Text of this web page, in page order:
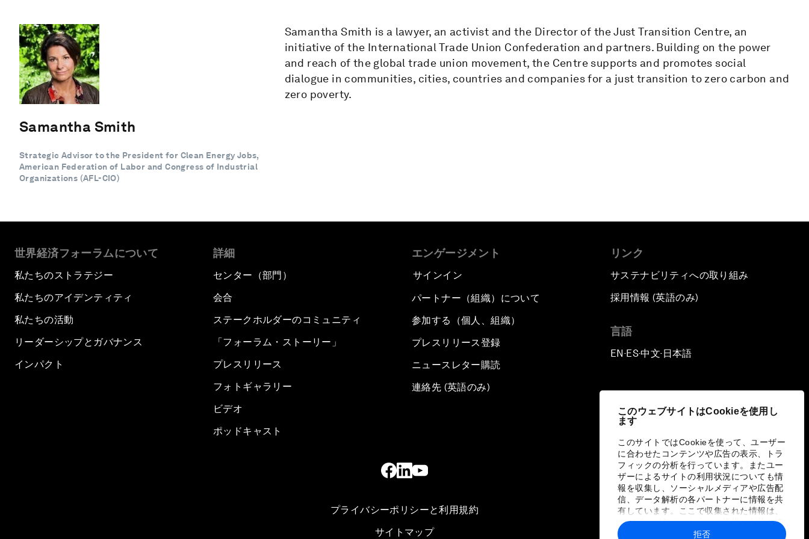
このウェブサイトはCookieを使用し
ます
このサイトではCookieを使って、ユーザー
に合わせたコンテンツや広告の表示、トラ
フィックの分析を行っています。またユー
ザーによるサイトの利用状況についても情
報を収集し、ソーシャルメディアや広告配
信、データ解析の各パートナーに情報を共
有しています。ここで収集された情報は、
ユーザーが各パートナーに提供した他の情
報や各パートナーのサービスを使用した際
拒否
Samantha Smith
Strategic Advisor to the President for Clean Energy Jobs,
American Federation of Labor and Congress of Industrial
Organizations (AFL-CIO)
Samantha Smith is a lawyer, an activist and the Director of the Just Transition Centre, an
initiative of the International Trade Union Confederation and partners. Building on the power
and reach of the global trade union movement, the Centre supports and promotes social
dialogue in communities, cities, countries and companies for a just transition to zero carbon and
zero poverty.
世界経済フォーラムについて
私たちのストラテジー
私たちのアイデンティティ
私たちの活動
リーダーシップとガバナンス
インパクト
詳細
センター（部門）
会合
ステークホルダーのコミュニティ
「フォーラム・ストーリー」
プレスリリース
フォトギャラリー
ビデオ
ポッドキャスト
エンゲージメント
サインイン
パートナー（組織）について
参加する（個人、組織）
プレスリリース登録
ニュースレター購読
連絡先 (英語のみ)
リンク
サステナビリティへの取り組み
採用情報 (英語のみ)
言語
EN ▪ES▪中文▪ 日本語
プライバシーポリシーと利用規約
サイトマップ